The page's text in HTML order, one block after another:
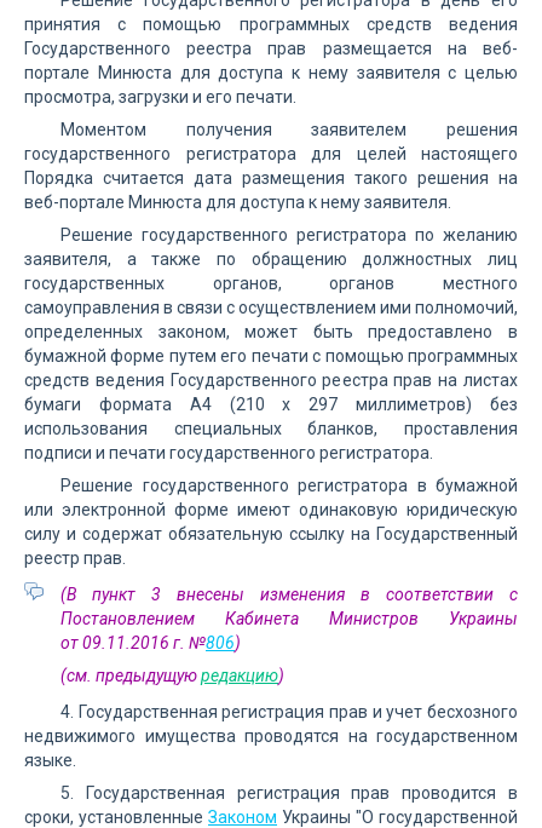
принятия с помощью программных средств ведения
Государственного реестра прав размещается на веб-
портале Минюста для доступа к нему заявителя с целью
просмотра, загрузки и его печати.
Моментом получения заявителем решения
государственного регистратора для целей настоящего
Порядка считается дата размещения такого решения на
веб-портале Минюста для доступа к нему заявителя.
Решение государственного регистратора по желанию
заявителя, а также по обращению должностных лиц
государственных органов, органов местного
самоуправления в связи с осуществлением ими полномочий,
определенных законом, может быть предоставлено в
бумажной форме путем его печати с помощью программных
средств ведения Государственного реестра прав на листах
бумаги формата А4 (210 х 297 миллиметров) без
использования специальных бланков, проставления
подписи и печати государственного регистратора.
Решение государственного регистратора в бумажной
или электронной форме имеют одинаковую юридическую
силу и содержат обязательную ссылку на Государственный
реестр прав.
(В пункт 3 внесены изменения в соответствии с
Постановлением Кабинета Министров Украины
от 09.11.2016 г. №806)
(см. предыдущуюредакцию)
4. Государственная регистрация прав и учет бесхозного
недвижимого имущества проводятся на государственном
языке.
5. Государственная регистрация прав проводится в
сроки, установленные Законом Украины "О государственной